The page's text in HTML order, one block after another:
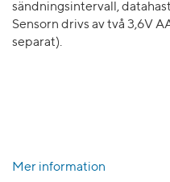
sändningsintervall,
Sensorn drivs av två 3,6V
separat).
Mer information